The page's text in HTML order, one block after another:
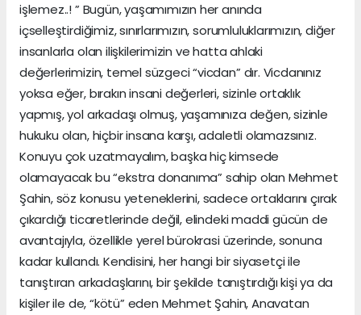
işlemez..! ” Bugün, yaşamımızın her anında
içselleştirdiğimiz, sınırlarımızın, sorumluluklarımızın, diğer
insanlarla olan ilişkilerimizin ve hatta ahlaki
değerlerimizin, temel süzgeci “vicdan” dır. Vicdanınız
yoksa eğer, bırakın insani değerleri, sizinle ortaklık
yapmış, yol arkadaşı olmuş, yaşamınıza değen, sizinle
hukuku olan, hiçbir insana karşı, adaletli olamazsınız.
Konuyu çok uzatmayalım, başka hiç kimsede
olamayacak bu “ekstra donanıma” sahip olan Mehmet
Şahin, söz konusu yeteneklerini, sadece ortaklarını çırak
çıkardığı ticaretlerinde değil, elindeki maddi gücün de
avantajıyla, özellikle yerel bürokrasi üzerinde, sonuna
kadar kullandı. Kendisini, her hangi bir siyasetçi ile
tanıştıran arkadaşlarını, bir şekilde tanıştırdığı kişi ya da
kişiler ile de, “kötü” eden Mehmet Şahin, Anavatan